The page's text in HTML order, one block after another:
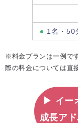
1名・50
※料金プランは一例で
際の料金については直
▶ イー
成長ア